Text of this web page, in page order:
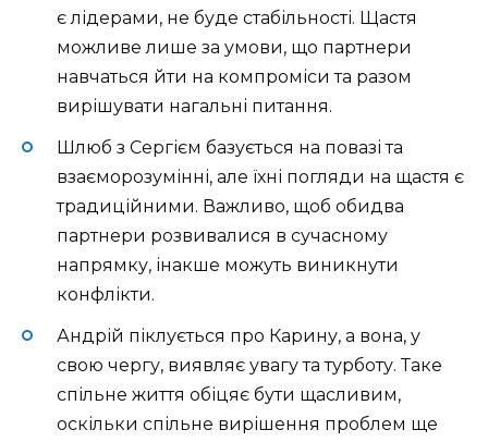
є лідерами, не буде стабільності. Щастя
можливе лише за умови, що партнери
навчаться йти на компроміси та разом
вирішувати нагальні питання.
Шлюб з Сергієм базується на повазі та
взаєморозумінні, але їхні погляди на щастя є
традиційними. Важливо, щоб обидва
партнери розвивалися в сучасному
напрямку, інакше можуть виникнути
конфлікти.
Андрій піклується про Карину, а вона, у
свою чергу, виявляє увагу та турботу. Таке
спільне життя обіцяє бути щасливим,
оскільки спільне вирішення проблем ще